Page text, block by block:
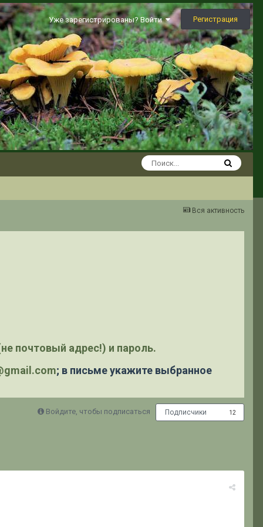
Уже зарегистрированы? Войти Регистрация
Вся активность
почтовый адрес!) и пароль.
; в письме укажите выбранное
Войдите, чтобы подписаться Подписчики 12